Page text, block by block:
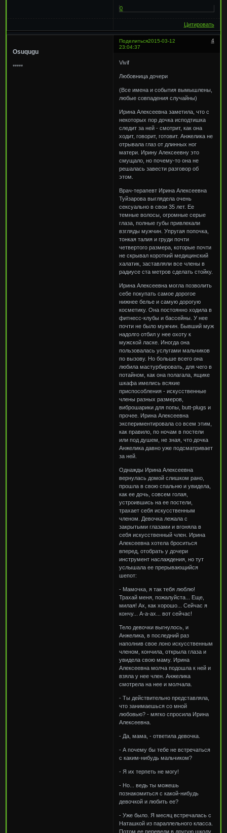
0
Цитировать
Поделиться 4
2015-03-12
23:04:37
Osuqugu
*****
Vivif
Любовница дочери
(Все имена и события вымышлены,
любые совпадения случайны)
Ирина Алексеевна заметила, что с
некоторых пор дочка исподтишка
следит за ней - смотрит, как она
ходит, говорит, готовит. Анжелика не
отрывала глаз от длинных ног
матери. Ирину Алексеевну это
смущало, но почему-то она не
решалась завести разговор об
этом.
Врач-терапевт Ирина Алексеевна
Туйзарова выглядела очень
сексуально в свои 35 лет. Ее
темные волосы, огромные серые
глаза, полные губы привлекали
взгляды мужчин. Упругая попочка,
тонкая талия и груди почти
четвертого размера, которые почти
не скрывал короткий медицинский
халатик, заставляли все члены в
радиусе ста метров сделать стойку.
Ирина Алексеевна могла позволить
себе покупать самое дорогое
нижнее белье и самую дорогую
косметику. Она постоянно ходила в
фитнесс-клубы и бассейны. У нее
почти не было мужчин. Бывший муж
надолго отбил у нее охоту к
мужской ласке. Иногда она
пользовалась услугами мальчиков
по вызову. Но больше всего она
любила мастурбировать, для чего в
потайном, как она полагала, ящике
шкафа имелись всякие
приспособления - искусственные
члены разных размеров,
виброшарики для попы, butt-plugs и
прочее. Ирина Алексеевна
экспериментировала со всем этим,
как правило, по ночам в постели
или под душем, не зная, что дочка
Анжелика давно уже подсматривает
за ней.
Однажды Ирина Алексеевна
вернулась домой слишком рано,
прошла в свою спальню и увидела,
как ее дочь, совсем голая,
устроившись на ее постели,
трахает себя искусственным
членом. Девочка лежала с
закрытыми глазами и вгоняла в
себя искусственный член. Ирина
Алексеевна хотела броситься
вперед, отобрать у дочери
инструмент наслаждения, но тут
услышала ее прерывающийся
шепот:
- Мамочка, я так тебя люблю!
Трахай меня, пожалуйста... Еще,
милая! Ах, как хорошо... Сейчас я
кончу... А-а-ах... вот сейчас!
Тело девочки выгнулось, и
Анжелика, в последний раз
наполнив свое лоно искусственным
членом, кончила, открыла глаза и
увидела свою маму. Ирина
Алексеевна молча подошла к ней и
взяла у нее член. Анжелика
смотрела на нее и молчала.
- Ты действительно представляла,
что занимаешься со мной
любовью? - мягко спросила Ирина
Алексеевна.
- Да, мама, - ответила девочка.
- А почему бы тебе не встречаться
с каким-нибудь мальчиком?
- Я их терпеть не могу!
- Но... ведь ты можешь
познакомиться с какой-нибудь
девочкой и любить ее?
- Уже было. Я месяц встречалась с
Наташкой из параллельного класса.
Потом ее перевели в другую школу.